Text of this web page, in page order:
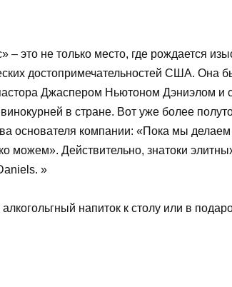
это не только место, где рождается
достопримечательностей США. Она
Джаспером Ньютоном Дэниэлом и
в стране. Вот уже более
основателя компании: «Пока мы делаем
можем». Действительно, знатоки
»
напиток к столу или в